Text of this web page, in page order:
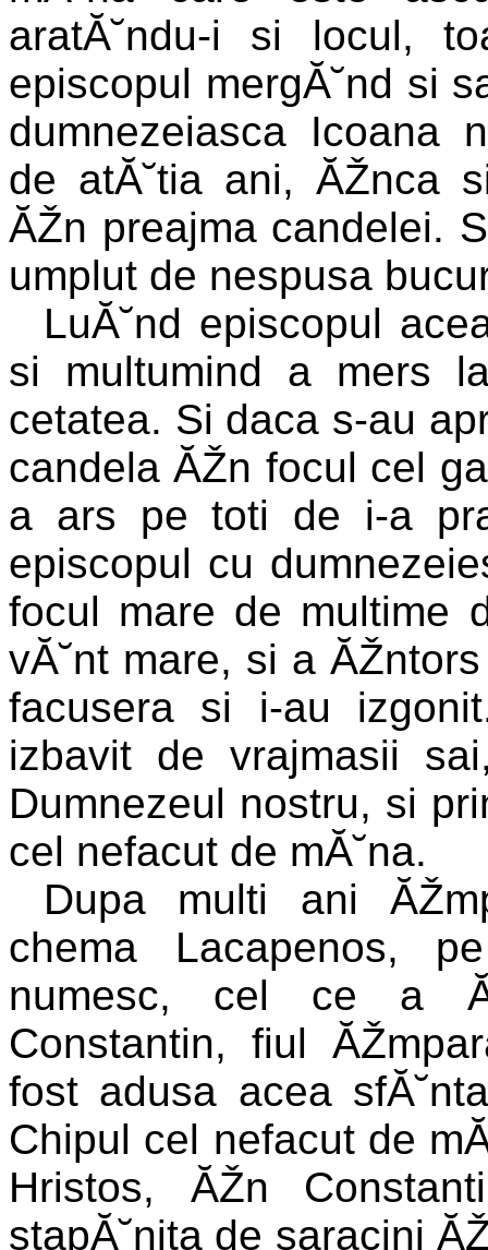
aratĂ˘ndu-i si locul,
episcopul mergĂ˘nd si
dumnezeiasca Icoana
de atĂ˘tia ani, ĂŽnca
ĂŽn preajma candelei.
umplut de nespusa
LuĂ˘nd episcopul
si multumind a mers
cetatea. Si daca s-au
candela ĂŽn focul cel
a ars pe toti de i-a
episcopul cu
focul mare de multime
vĂ˘nt mare, si a
facusera si i-au
izbavit de vrajmasii
Dumnezeul nostru, si
cel nefacut de mĂ˘na.
Dupa multi ani
chema Lacapenos,
numesc, cel ce a
Constantin, fiul
fost adusa acea
Chipul cel nefacut de
Hristos, ĂŽn
stapĂ˘nita de saracini